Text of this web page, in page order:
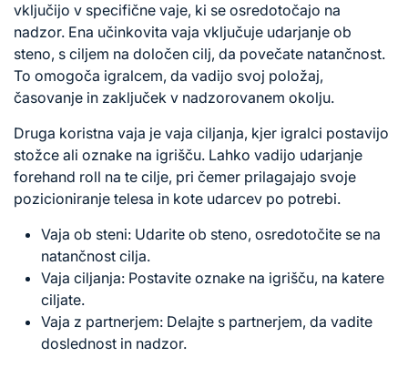
vključijo v specifične vaje, ki se osredotočajo na
nadzor. Ena učinkovita vaja vključuje udarjanje ob
steno, s ciljem na določen cilj, da povečate natančnost.
To omogoča igralcem, da vadijo svoj položaj,
časovanje in zaključek v nadzorovanem okolju.
Druga koristna vaja je vaja ciljanja, kjer igralci postavijo
stožce ali oznake na igrišču. Lahko vadijo udarjanje
forehand roll na te cilje, pri čemer prilagajajo svoje
pozicioniranje telesa in kote udarcev po potrebi.
Vaja ob steni: Udarite ob steno, osredotočite se na
natančnost cilja.
Vaja ciljanja: Postavite oznake na igrišču, na katere
ciljate.
Vaja z partnerjem: Delajte s partnerjem, da vadite
doslednost in nadzor.